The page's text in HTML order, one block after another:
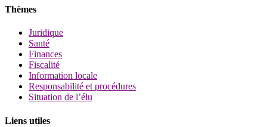
Thèmes
Juridique
Santé
Finances
Fiscalité
Information locale
Responsabilité et procédures
Situation de l’élu
Liens utiles